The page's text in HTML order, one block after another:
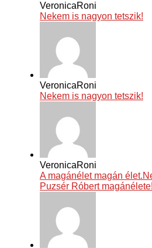
VeronicaRoni
Nekem is nagyon tetszik!
VeronicaRoni
Nekem is nagyon tetszik!
VeronicaRoni
A magánélet magán
Puzsér Róbert